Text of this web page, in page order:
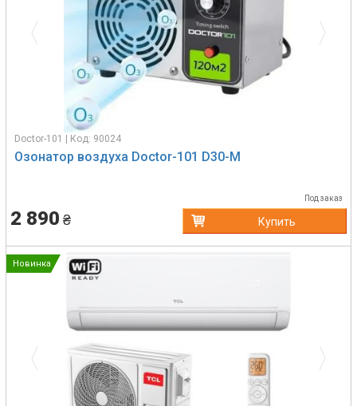
Doctor-101 | Код: 90024
Озонатор воздуха Doctor-101 D30-M
Под заказ
2 890 ₴ Купить
Previous
Новинка